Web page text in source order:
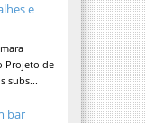
e
Projeto de
subs...
bar